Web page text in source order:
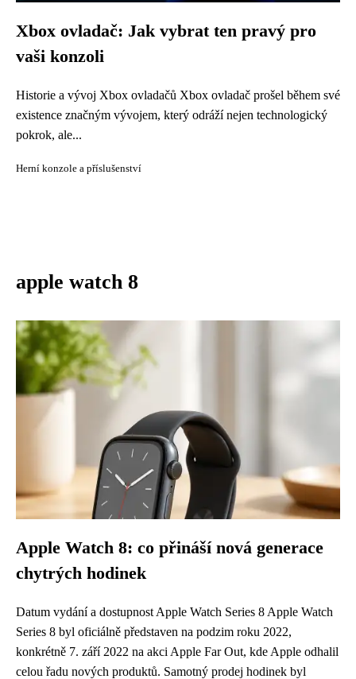
Xbox ovladač: Jak vybrat ten pravý pro
vaši konzoli
Historie a vývoj Xbox ovladačů Xbox ovladač prošel během své
existence značným vývojem, který odráží nejen technologický
pokrok, ale...
Herní konzole a příslušenství
apple watch 8
Apple Watch 8: co přináší nová generace
chytrých hodinek
Datum vydání a dostupnost Apple Watch Series 8 Apple Watch
Series 8 byl oficiálně představen na podzim roku 2022,
konkrétně 7. září 2022 na akci Apple Far Out, kde Apple odhalil
celou řadu nových produktů. Samotný prodej hodinek byl